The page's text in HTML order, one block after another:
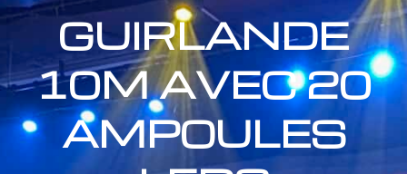
GUIRLANDE
10M AVEC 20
AMPOULES